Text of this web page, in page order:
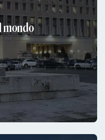
mondo